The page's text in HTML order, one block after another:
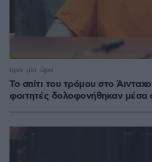
Το σπίτι του τρόμου στο
φοιτητές δολοφονήθηκαν μέσα
πριν μία ώρα